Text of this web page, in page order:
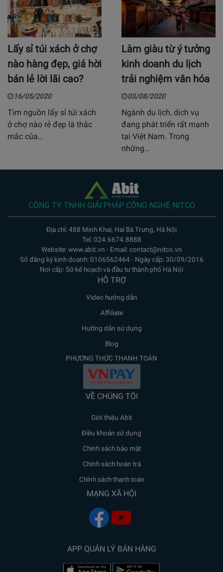
Lấy sỉ túi xách ở chợ
nào hàng đẹp, giá hời
bán lẻ lời lãi cao?
16/05/2020
Tìm nguồn lấy sỉ túi xách
ở chợ nào rẻ đẹp là thắc
mắc của…
Làm giàu từ ý tưởng
kinh doanh du lịch
trải nghiệm văn hóa
03/08/2020
Ngành du lịch, dịch vụ
đang phát triển rất mạnh
tại Việt Nam. Trong
những…
CÔNG TY TNHH GIẢI PHÁP CÔNG NGHỆ NITCO
Địa chỉ: 488 Minh Khai, Hai Bà Trưng, Hà Nội
Tel: 024.6674.8888
Website: www.abit.vn - Email: contact@nitco.vn
Số đăng ký kinh doanh: 0106562464 - Ngày cấp: 30/09/2016
Nơi cấp: Sở kế hoạch và đầu tư thành phố Hà Nội
HỖ TRỢ
Video hướng dẫn
Affiliate
Hưỡng dẫn sử dụng
Blog
PHƯƠNG THỨC THANH TOÁN
VỀ CHÚNG TÔI
Giới thiệu Abit
Điều khoản sử dụng
Chính sách bảo mật
Chính sách hoàn trả
Chính sách thanh toán
MẠNG XÃ HỘI
APP QUẢN LÝ BÁN HÀNG